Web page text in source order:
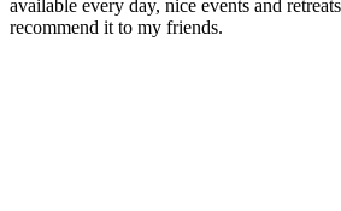
available every day, nice events and
recommend it to my friends.